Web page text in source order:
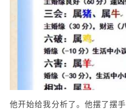
他开始给我分析了。他摆了摆